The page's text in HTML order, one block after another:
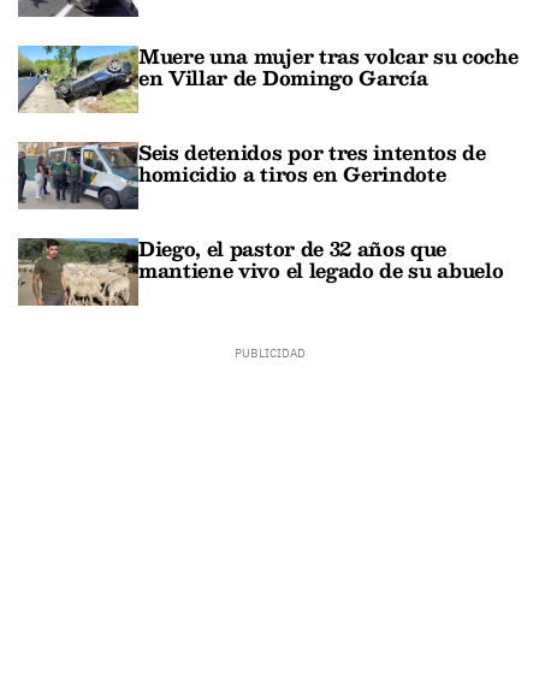
Muere una mujer tras volcar su coche
en Villar de Domingo García
Seis detenidos por tres intentos de
homicidio a tiros en Gerindote
Diego, el pastor de 32 años que
mantiene vivo el legado de su abuelo